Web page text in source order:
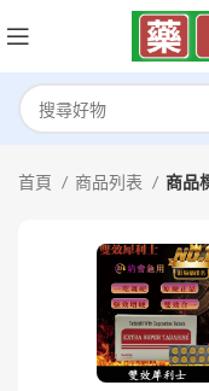
首頁 商品列表 商品